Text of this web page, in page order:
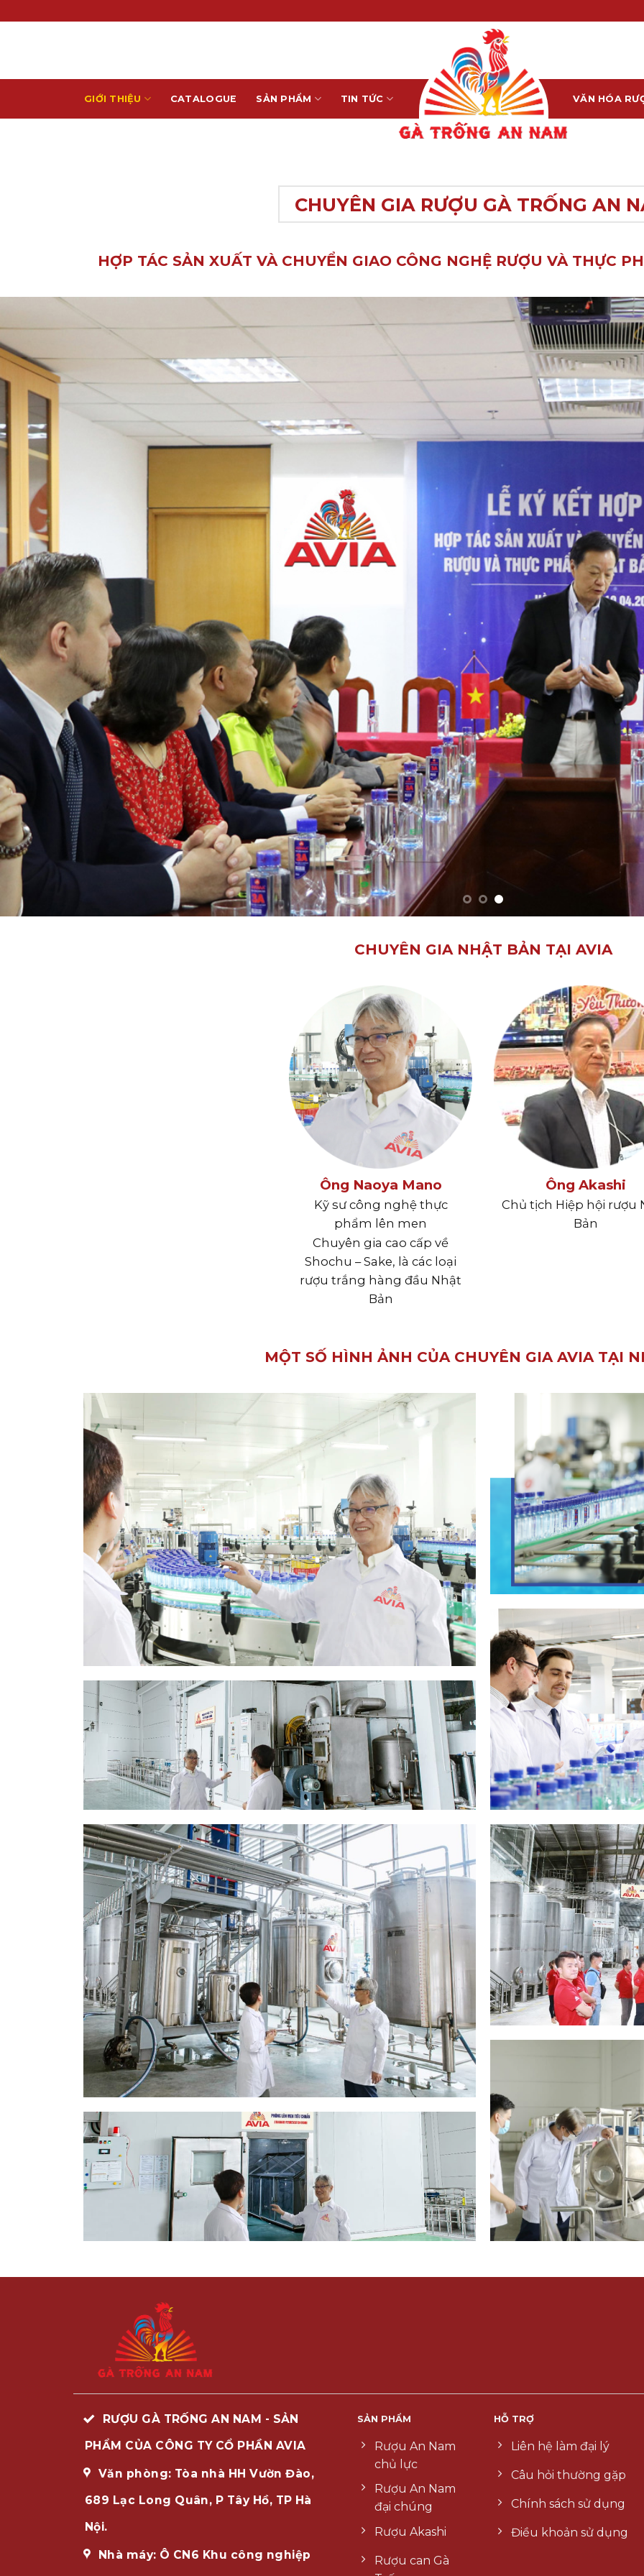
to
GIỚI THIỆU CATALOGUE SẢN PHẨM TIN TỨC VĂN HÓA
CHUYÊN GIA RƯỢU GÀ TRỐNG AN
HỢP TÁC SẢN XUẤT VÀ CHUYỂN GIAO CÔNG NGHỆ RƯỢU VÀ THỰC
CHUYÊN GIA NHẬT BẢN TẠI AVIA
Ông Naoya Mano
Kỹ sư công nghệ thực
phẩm lên men
Chuyên gia cao cấp về
Shochu – Sake, là các loại
rượu trắng hàng đầu Nhật
Bản
Ông Akashi
Chủ tịch Hiệp hội rượu
Bản
MỘT SỐ HÌNH ẢNH CỦA CHUYÊN GIA AVIA TẠI
RƯỢU GÀ TRỐNG AN NAM - SẢN
PHẨM CỦA CÔNG TY CỔ PHẦN AVIA
Văn phòng: Tòa nhà HH Vườn Đào,
689 Lạc Long Quân, P Tây Hồ, TP Hà
Nội.
Nhà máy: Ô CN6 Khu công nghiệp
SẢN PHẨM
Rượu An Nam
chủ lực
Rượu An Nam
đại chúng
Rượu Akashi
Rượu can Gà
HỖ TRỢ
Liên hệ làm đại lý
Câu hỏi thường gặp
Chính sách sử dụng
Điều khoản sử dụng